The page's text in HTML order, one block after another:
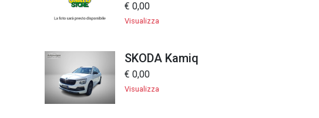
€ 0,00
Visualizza
SKODA Kamiq
€ 0,00
Visualizza